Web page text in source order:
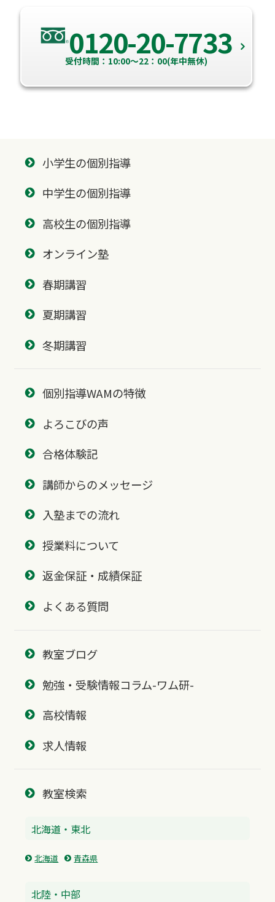
0120-20-7733
受付時間：10:00～22：00(年中無休)
小学生の個別指導
中学生の個別指導
高校生の個別指導
オンライン塾
春期講習
夏期講習
冬期講習
個別指導WAMの特徴
よろこびの声
合格体験記
講師からのメッセージ
入塾までの流れ
授業料について
返金保証・成績保証
よくある質問
教室ブログ
勉強・受験情報コラム-ワム研-
高校情報
求人情報
教室検索
北海道・東北
北海道 青森県
北陸・中部